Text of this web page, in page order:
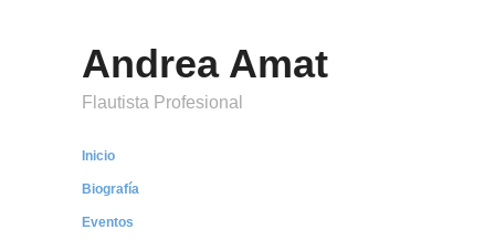
Andrea Amat
Flautista Profesional
Inicio
Biografía
Eventos